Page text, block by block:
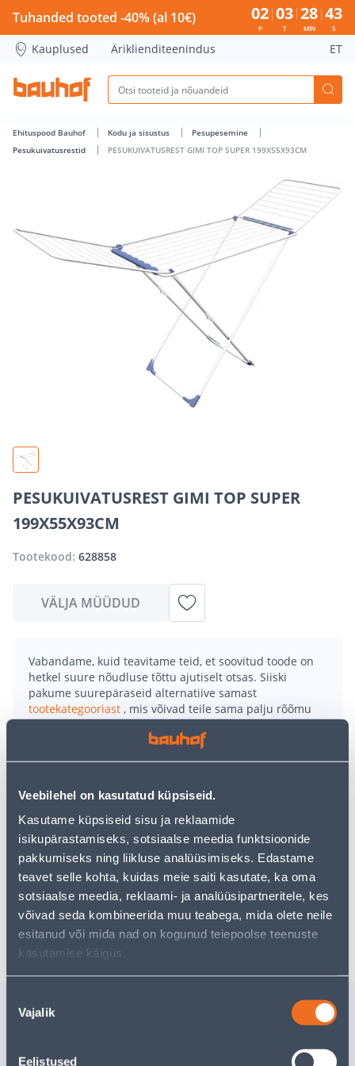
Veebilehel on kasutatud küpsiseid.
Kasutame küpsiseid sisu ja reklaamide
isikupärastamiseks, sotsiaalse meedia funktsioonide
pakkumiseks ning liikluse analüüsimiseks. Edastame
teavet selle kohta, kuidas meie saiti kasutate, ka oma
sotsiaalse meedia, reklaami- ja analüüsipartneritele, kes
võivad seda kombineerida muu teabega, mida olete neile
esitanud või mida nad on kogunud teiepoolse teenuste
kasutamise käigus.
valik
Vajalik
Eelistused
PESUKUIVATUSREST GIMI TOP SUPER 199X55X93CM -
Tuhanded tooted -40% (al 10€) 02
P
03
T
28
MIN
43
S
Kauplused Äriklienditeenindus ET
Ehituspood Bauhof Kodu ja sisustus
Pesupesemine
Pesukuivatusrestid
PESUKUIVATUSREST GIMI TOP SUPER 199X55X93CM
PESUKUIVATUSREST GIMI TOP SUPER
199X55X93CM
Tootekood: 628858
VÄLJA MÜÜDUD
Vabandame, kuid teavitame teid, et soovitud toode on
hetkel suure nõudluse tõttu ajutiselt otsas. Siiski
pakume suurepäraseid alternatiive samast
tootekategooriast , mis võivad teile sama palju rõõmu
pakkuda!
Teie ostlemisrõõm ei pea aga siin lõppema - oma
veelgi meelepärasemad valikuid. Head ostlemist!
• Kokkupandav pesukuivatusrest.
• Valmistatud terasest. Plastikust nurgakaitsed.
• Avatuna mõõdud 199x55x93 cm.
Sarnased tooted